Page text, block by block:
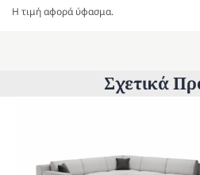
Η τιμή αφορά ύφασμα.
Σχετικά